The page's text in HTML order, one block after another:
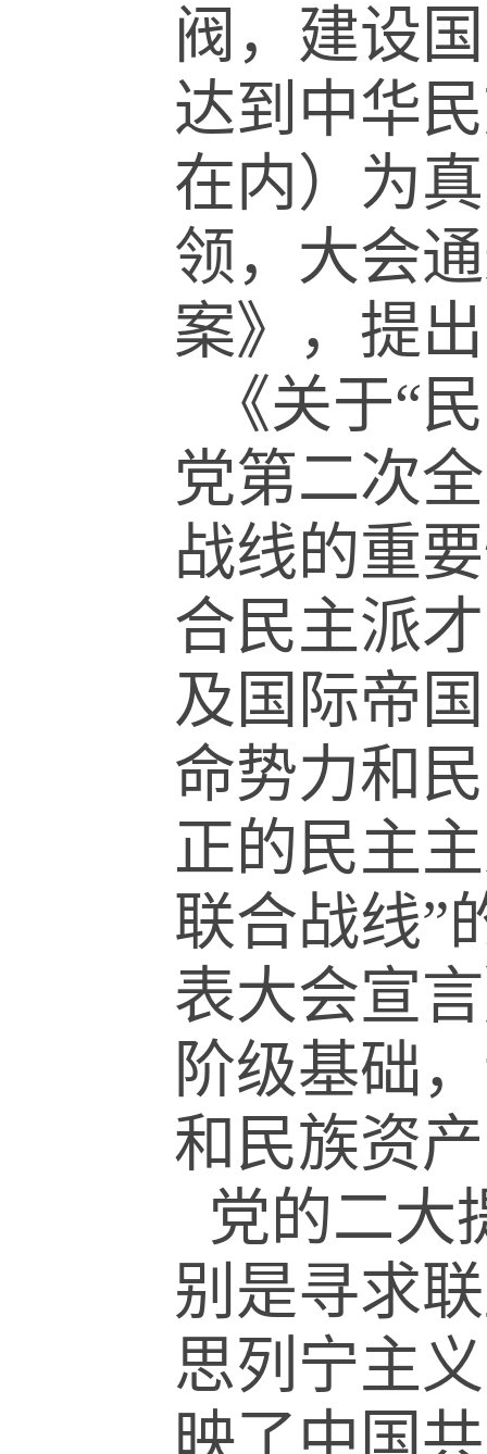
阀，建设
达到中华
在内）为
领，大会
案》，提
《关于“
党第二次
战线的重
合民主派
及国际帝
命势力和
正的民主
联合战线”
表大会宣
阶级基础
和民族资
党的二大
别是寻求
思列宁主
映了中国